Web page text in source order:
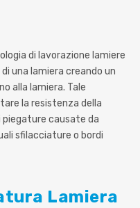
di lavorazione lamiere
una lamiera creando un
alla lamiera. Tale
la resistenza della
piegature causate da
sfilacciature o bordi
Lamiera